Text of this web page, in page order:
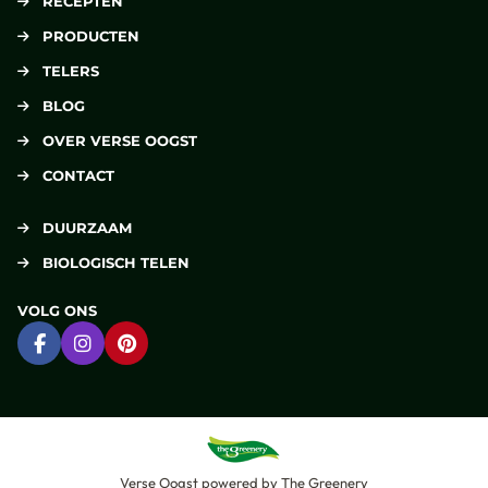
PRODUCTEN
TELERS
BLOG
OVER VERSE OOGST
CONTACT
DUURZAAM
BIOLOGISCH TELEN
VOLG ONS
Ga naar Facebook
Ga naar Instagram
Ga naar Pinterest
Verse Oogstpowered byThe Greenery